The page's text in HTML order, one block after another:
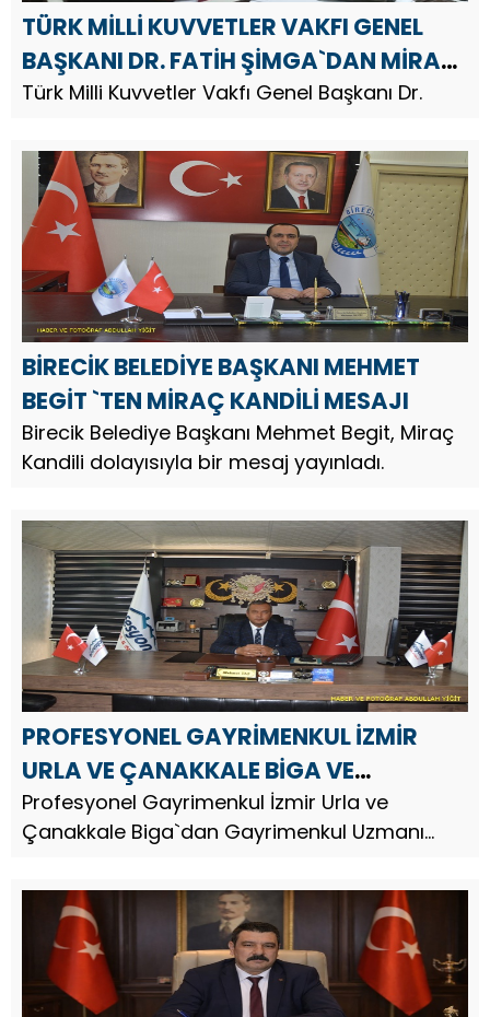
TÜRK MİLLİ KUVVETLER VAKFI GENEL
BAŞKANI DR. FATİH ŞİMGA`DAN MİRAÇ
KANDİLİ MESAJI
Türk Milli Kuvvetler Vakfı Genel Başkanı Dr.
BİRECİK BELEDİYE BAŞKANI MEHMET
BEGİT `TEN MİRAÇ KANDİLİ MESAJI
Birecik Belediye Başkanı Mehmet Begit, Miraç
Kandili dolayısıyla bir mesaj yayınladı.
PROFESYONEL GAYRİMENKUL İZMİR
URLA VE ÇANAKKALE BİGA VE
GAZİANTEP`DEN MEHMET TAŞ`DAN
MİRAÇ KANDİLİ MESAJI
Profesyonel Gayrimenkul İzmir Urla ve
Çanakkale Biga`dan Gayrimenkul Uzmanı
Miraç Kandili dolayısıyla bir mesaj yayınladı.